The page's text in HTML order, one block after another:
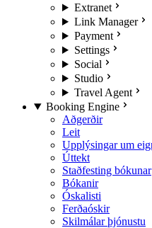
Extranet
Link Manager
Payment
Settings
Social
Studio
Travel Agent
Booking Engine
Aðgerðir
Leit
Upplýsingar um
Úttekt
Staðfesting bókunar
Bókanir
Óskalisti
Ferðaóskir
Skilmálar þjónustu